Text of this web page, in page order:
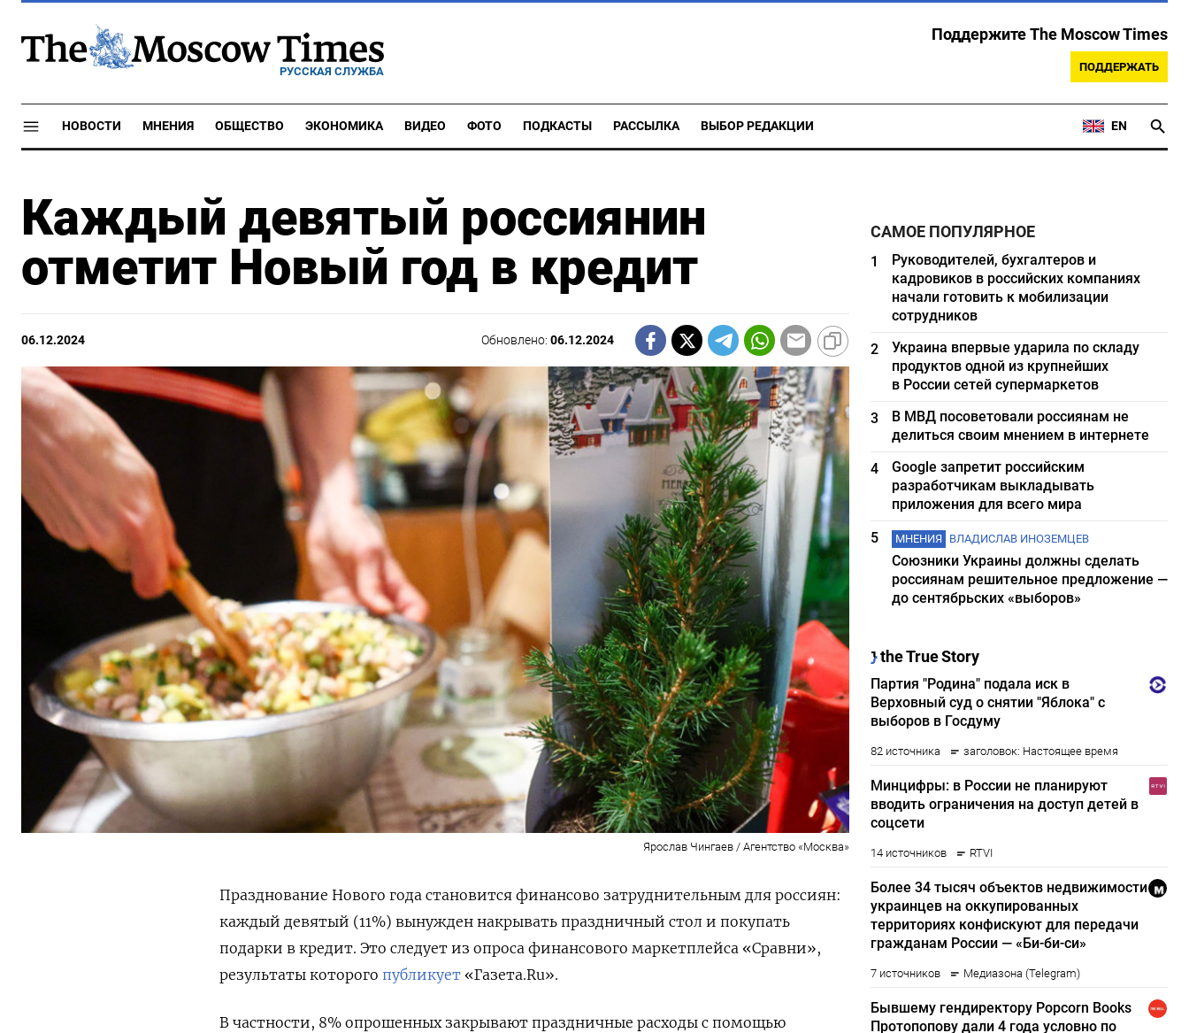
РУССКАЯ СЛУЖБА
Поддержите The Moscow Times
ПОДДЕРЖАТЬ
НОВОСТИ МНЕНИЯ ОБЩЕСТВО ЭКОНОМИКА ВИДЕО ФОТО ПОДКАСТЫ РАССЫЛКА ВЫБОР РЕДАКЦИИ EN
Каждый девятый россиянин
отметит Новый год в кредит
06.12.2024 Обновлено:06.12.2024
Ярослав Чингаев / Агентство «Москва»
Празднование Нового года становится финансово затруднительным для россиян:
каждый девятый (11%) вынужден накрывать праздничный стол и покупать
подарки в кредит. Это следует из опроса финансового маркетплейса «Сравни»,
результаты которого публикует «Газета.Ru».
В частности, 8% опрошенных закрывают праздничные расходы с помощью
САМОЕ ПОПУЛЯРНОЕ
1
Руководителей, бухгалтеров и
кадровиков в российских компаниях
начали готовить к мобилизации
сотрудников
2
Украина впервые ударила по складу
продуктов одной из крупнейших
в России сетей супермаркетов
3
В МВД посоветовали россиянам не
делиться своим мнением в интернете
4
Google запретит российским
разработчикам выкладывать
приложения для всего мира
5
МНЕНИЯ ВЛАДИСЛАВ ИНОЗЕМЦЕВ
Союзники Украины должны сделать
россиянам решительное предложение —
до сентябрьских «выборов»